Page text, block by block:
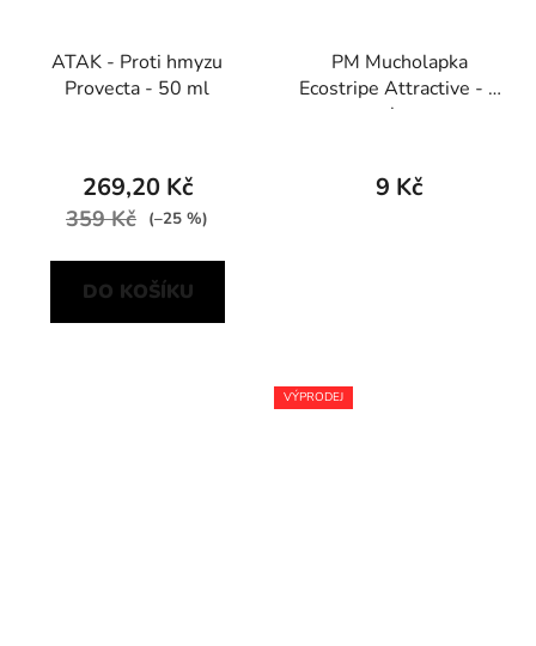
ATAK - Proti hmyzu
Provecta - 50 ml
269,20 Kč
359 Kč (–25 %)
DO KOŠÍKU
PM Mucholapka
Ecostripe Attractive - 1
ks
9 Kč
VÝPRODEJ